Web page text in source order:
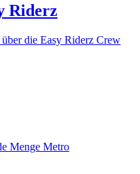
Riderz
die Easy Riderz Crew
Menge Metro